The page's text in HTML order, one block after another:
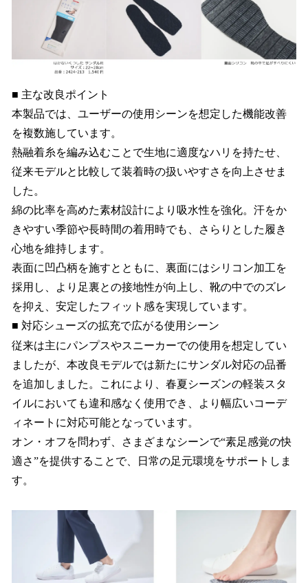
■ 主な改良ポイント
本製品では、ユーザーの使用シーンを想定した機能改善
を複数施しています。
熱融着糸を編み込むことで生地に適度なハリを持たせ、
従来モデルと比較して装着時の扱いやすさを向上させま
した。
綿の比率を高めた素材設計により吸水性を強化。汗をか
きやすい季節や長時間の着用時でも、さらりとした履き
心地を維持します。
表面に凹凸柄を施すとともに、裏面にはシリコン加工を
採用し、より足裏との接地性が向上し、靴の中でのズレ
を抑え、安定したフィット感を実現しています。
■ 対応シューズの拡充で広がる使用シーン
従来は主にパンプスやスニーカーでの使用を想定してい
ましたが、本改良モデルでは新たにサンダル対応の品番
を追加しました。これにより、春夏シーズンの軽装スタ
イルにおいても違和感なく使用でき、より幅広いコーデ
ィネートに対応可能となっています。
オン・オフを問わず、さまざまなシーンで“素足感覚の快
適さ”を提供することで、日常の足元環境をサポートしま
す。